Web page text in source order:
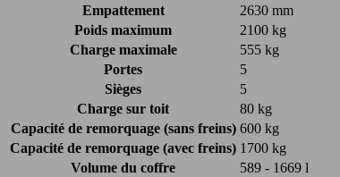
Empattement
2630 mm
Poids maximum
2100 kg
Charge maximale
555 kg
Portes
5
Sièges
5
Charge sur toit
80 kg
Capacité de remorquage (sans freins) 600 kg
Capacité de remorquage (avec freins) 1700 kg
Volume du coffre
589 - 1669 l